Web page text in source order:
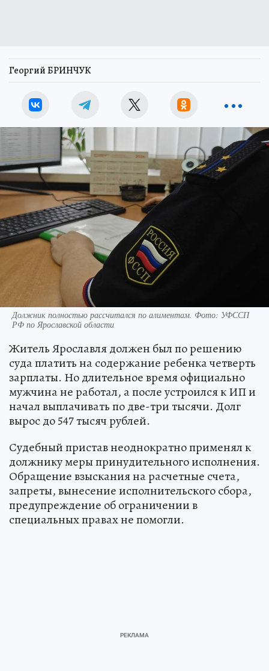
Георгий БРИНЧУК
Должник полностью рассчитался по алиментам. Фото: УФССП
РФ по Ярославской области
Житель Ярославля должен был по решению
суда платить на содержание ребенка четверть
зарплаты. Но длительное время официально
мужчина не работал, а после устроился к ИП и
начал выплачивать по две-три тысячи. Долг
вырос до 547 тысяч рублей.
Судебный пристав неоднократно применял к
должнику меры принудительного исполнения.
Обращение взыскания на расчетные счета,
запреты, вынесение исполнительского сбора,
предупреждение об ограничении в
специальных правах не помогли.